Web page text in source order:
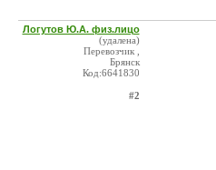
Логутов Ю.А. физ.лицо
(удалена)
Перевозчик ,
Брянск
Код:6641830
#2